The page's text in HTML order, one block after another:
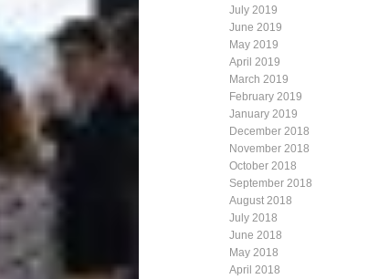
July 2019
June 2019
May 2019
April 2019
March 2019
February 2019
January 2019
December 2018
November 2018
October 2018
September 2018
August 2018
July 2018
June 2018
May 2018
April 2018